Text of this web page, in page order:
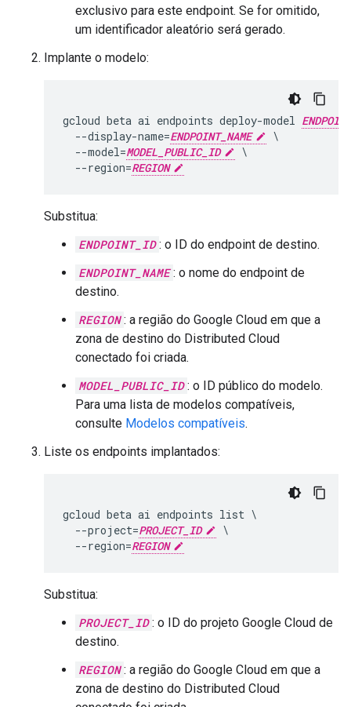
exclusivo para este endpoint. Se for omitido,
um identificador aleatório será gerado.
Implante o modelo:
gcloud beta ai endpoints deploy-model
  --display-name=
ENDPOINT_NAME
\
  --model=
MODEL_PUBLIC_ID
\
  --region=
REGION
Substitua:
ENDPOINT_ID : o ID do endpoint de destino.
ENDPOINT_NAME : o nome do endpoint de
destino.
REGION : a região do Google Cloud em que a
zona de destino do Distributed Cloud
conectado foi criada.
MODEL_PUBLIC_ID : o ID público do modelo.
Para uma lista de modelos compatíveis,
consulte Modelos compatíveis.
Liste os endpoints implantados:
gcloud beta ai endpoints list \
  --project=
PROJECT_ID
\
  --region=
REGION
Substitua:
PROJECT_ID : o ID do projeto Google Cloud de
destino.
REGION : a região do Google Cloud em que a
zona de destino do Distributed Cloud